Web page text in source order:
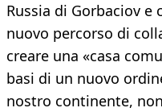
Russia di Gorbaciov e
nuovo percorso di
creare una «casa
basi di un nuovo
nostro continente,